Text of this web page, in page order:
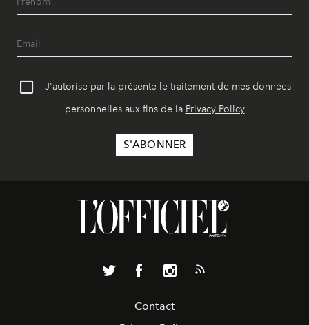
J'autorise par la présente le traitement de mes données
personnelles aux fins de la Privacy Policy
Contact